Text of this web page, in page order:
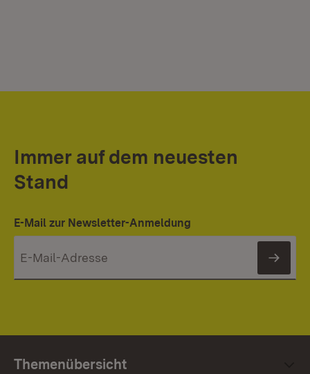
Immer auf dem neuesten
Stand
E-Mail zur Newsletter-Anmeldung
Themenübersicht